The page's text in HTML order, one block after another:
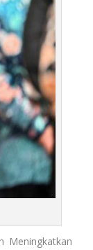
Meningkatkan